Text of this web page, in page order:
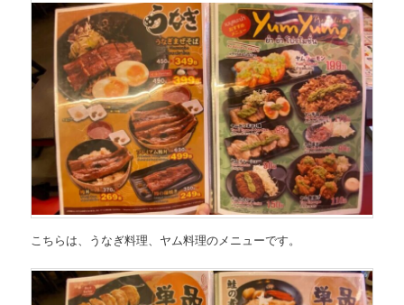
こちらは、 うなぎ料理、ヤム料理のメニューです。